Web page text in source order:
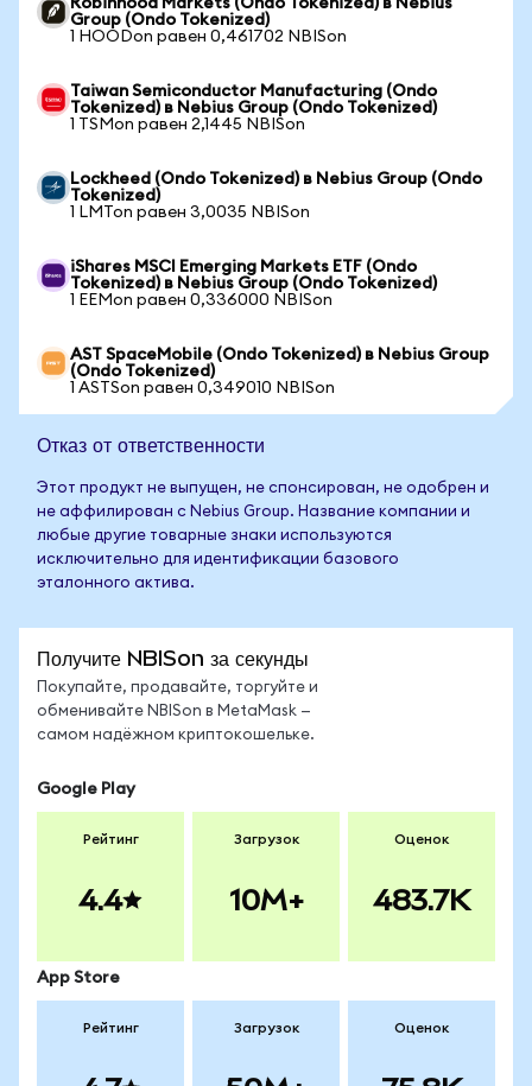
Robinhood Markets (Ondo Tokenized) в Nebius
Group (Ondo Tokenized)
1 HOODon равен 0,461702 NBISon
Taiwan Semiconductor Manufacturing (Ondo
Tokenized) в Nebius Group (Ondo Tokenized)
1 TSMon равен 2,1445 NBISon
Lockheed (Ondo Tokenized) в Nebius Group (Ondo
Tokenized)
1 LMTon равен 3,0035 NBISon
iShares MSCI Emerging Markets ETF (Ondo
Tokenized) в Nebius Group (Ondo Tokenized)
1 EEMon равен 0,336000 NBISon
AST SpaceMobile (Ondo Tokenized) в Nebius Group
(Ondo Tokenized)
1 ASTSon равен 0,349010 NBISon
Отказ от ответственности
Этот продукт не выпущен, не спонсирован, не одобрен и
не аффилирован с Nebius Group. Название компании и
любые другие товарные знаки используются
исключительно для идентификации базового
эталонного актива.
Получите NBISon за секунды
Покупайте, продавайте, торгуйте и
обменивайте NBISon в MetaMask —
самом надёжном криптокошельке.
Google Play
Рейтинг
4.4
Загрузок
10M+
Оценок
483.7K
App Store
Рейтинг Загрузок Оценок